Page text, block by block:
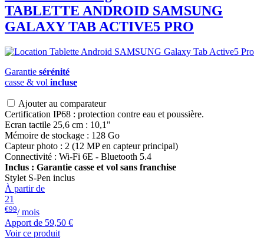
TABLETTE ANDROID SAMSUNG
GALAXY TAB ACTIVE5 PRO
Garantie sérénité
casse & vol incluse
Ajouter au comparateur
Certification IP68 : protection contre eau et poussière.
Ecran tactile 25,6 cm : 10,1"
Mémoire de stockage : 128 Go
Capteur photo : 2 (12 MP en capteur principal)
Connectivité : Wi-Fi 6E - Bluetooth 5.4
Inclus : Garantie casse et vol sans franchise
Stylet S-Pen inclus
À partir de
21
€99/ mois
Apport de 59,50 €
Voir ce produit